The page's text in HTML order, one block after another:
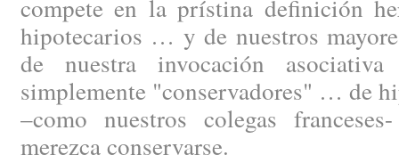
compete en la prístina definición
hipotecarios … y de nuestros
de nuestra invocación
simplemente "conservadores" … de
–como nuestros colegas
merezca conservarse.